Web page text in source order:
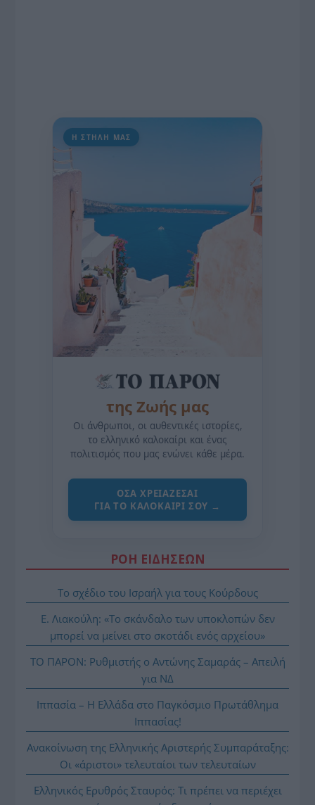
Η ΣΤΗΛΗ ΜΑΣ
της Ζωής μας
Οι άνθρωποι, οι αυθεντικές ιστορίες,
το ελληνικό καλοκαίρι και ένας
πολιτισμός που μας ενώνει κάθε μέρα.
ΌΣΑ ΧΡΕΙΆΖΕΣΑΙ
ΓΙΑ ΤΟ ΚΑΛΟΚΑΊΡΙ ΣΟΥ →
ΡΟΗ ΕΙΔΗΣΕΩΝ
Το σχέδιο του Ισραήλ για τους Κούρδους
Ε. Λιακούλη: «Το σκάνδαλο των υποκλοπών δεν
μπορεί να μείνει στο σκοτάδι ενός αρχείου»
ΤΟ ΠΑΡΟΝ: Ρυθμιστής ο Αντώνης Σαμαράς – Απειλή
για ΝΔ
Ιππασία – Η Ελλάδα στο Παγκόσμιο Πρωτάθλημα
Ιππασίας!
Ανακοίνωση της Ελληνικής Αριστερής Συμπαράταξης:
Οι «άριστοι» τελευταίοι των τελευταίων
Ελληνικός Ερυθρός Σταυρός: Τι πρέπει να περιέχει